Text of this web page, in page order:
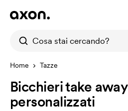
Home Tazze
Bicchieri take away
personalizzati